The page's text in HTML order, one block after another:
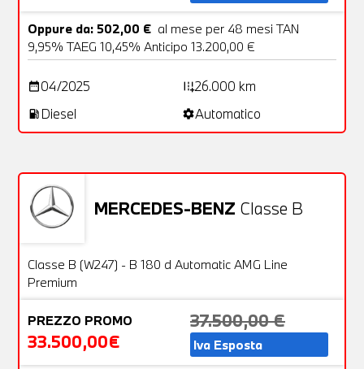
Oppure da: 502,00 € al mese per 48 mesi TAN
9,95% TAEG 10,45% Anticipo 13.200,00 €
date_range04/2025 add_road26.000 km
local_gas_station Diesel settingsAutomatico
Non stai trovando ciò che cerchi?
Richiedici un auto liberamente
MERCEDES-BENZ Classe B
OFFERTA
Usato
Classe B (W247) - B 180 d Automatic AMG Line
Premium
PREZZO PROMO
33.500,00€
37.500,00 €
Iva Esposta